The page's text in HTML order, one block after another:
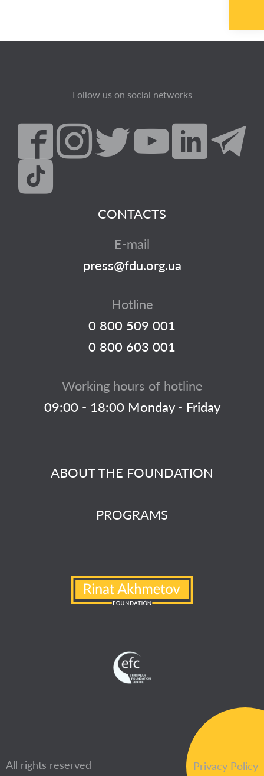
Follow us on social networks
ABOUT THE FOUNDATION
PROGRAMS
CONTACTS
E-mail
press@fdu.org.ua
Hotline
0 800 509 001
0 800 603 001
Working hours of hotline
09:00 - 18:00 Monday - Friday
All rights reserved Privacy Policy